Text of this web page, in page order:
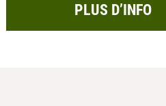
PLUS D’INFO